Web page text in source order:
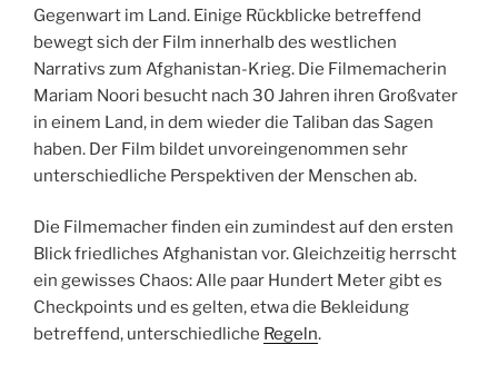
Gegenwart im Land. Einige Rückblicke betreffend
bewegt sich der Film innerhalb des westlichen
Narrativs zum Afghanistan-Krieg. Die Filmemacherin
Mariam Noori besucht nach 30 Jahren ihren Großvater
in einem Land, in dem wieder die Taliban das Sagen
haben. Der Film bildet unvoreingenommen sehr
unterschiedliche Perspektiven der Menschen ab.
Die Filmemacher finden ein zumindest auf den ersten
Blick friedliches Afghanistan vor. Gleichzeitig herrscht
ein gewisses Chaos: Alle paar Hundert Meter gibt es
Checkpoints und es gelten, etwa die Bekleidung
betreffend, unterschiedliche Regeln.